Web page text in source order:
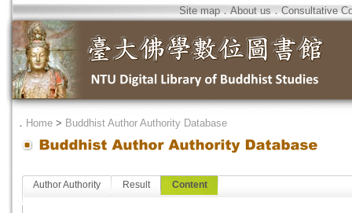
Site map．About us．Consultative
． Home > Buddhist Author Authority Database
Author Authority Result Content